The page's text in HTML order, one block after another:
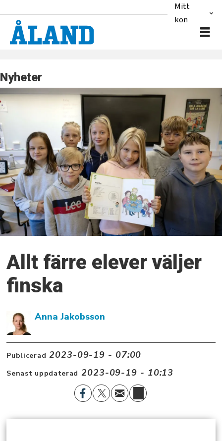
Mitt
konto
Nyheter
Allt färre elever väljer
finska
Anna Jakobsson
Publicerad 2023-09-19 - 07:00
Senast uppdaterad 2023-09-19 - 10:13